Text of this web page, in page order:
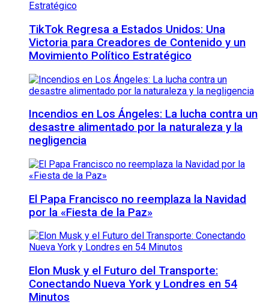
TikTok Regresa a Estados Unidos: Una
Victoria para Creadores de Contenido y un
Movimiento Político Estratégico
Incendios en Los Ángeles: La lucha contra un
desastre alimentado por la naturaleza y la
negligencia
El Papa Francisco no reemplaza la Navidad
por la «Fiesta de la Paz»
Elon Musk y el Futuro del Transporte:
Conectando Nueva York y Londres en 54
Minutos